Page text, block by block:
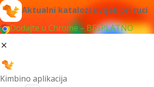
Aktualni katalozi uvijek pri ruci
Dodajte u Chrome – BESPLATNO
Kimbino aplikacija